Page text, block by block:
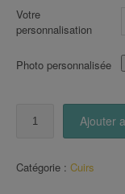
Votre
personnalisation
Photo personnalisée
pétales
Ajouter
Catégorie : Cuirs